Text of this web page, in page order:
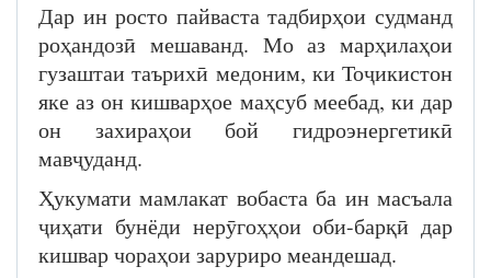
Дар ин росто пайваста тадбирҳои судманд
роҳандозӣ мешаванд. Мо аз марҳилаҳои
гузаштаи таърихӣ медоним, ки Тоҷикистон
яке аз он кишварҳое маҳсуб меебад, ки дар
он захираҳои бой гидроэнергетикӣ
мавҷуданд.
Ҳукумати мамлакат вобаста ба ин масъала
ҷиҳати бунёди нерӯгоҳҳои оби-барқӣ дар
кишвар чораҳои заруриро меандешад.